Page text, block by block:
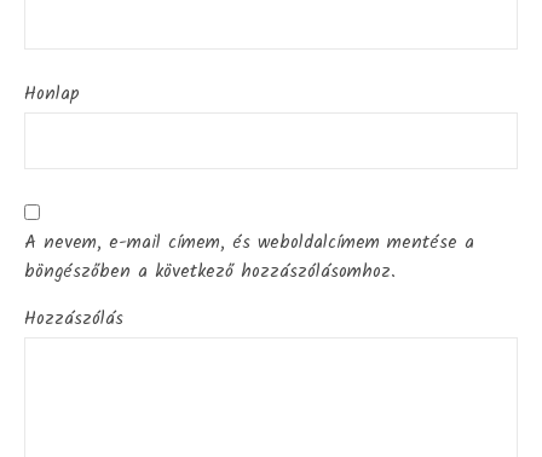
Honlap
A nevem, e-mail címem, és weboldalcímem mentése a
böngészőben a következő hozzászólásomhoz.
Hozzászólás